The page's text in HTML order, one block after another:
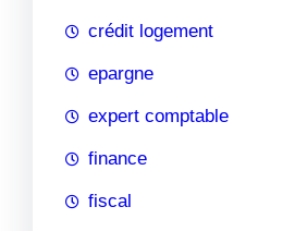
crédit logement
epargne
expert comptable
finance
fiscal